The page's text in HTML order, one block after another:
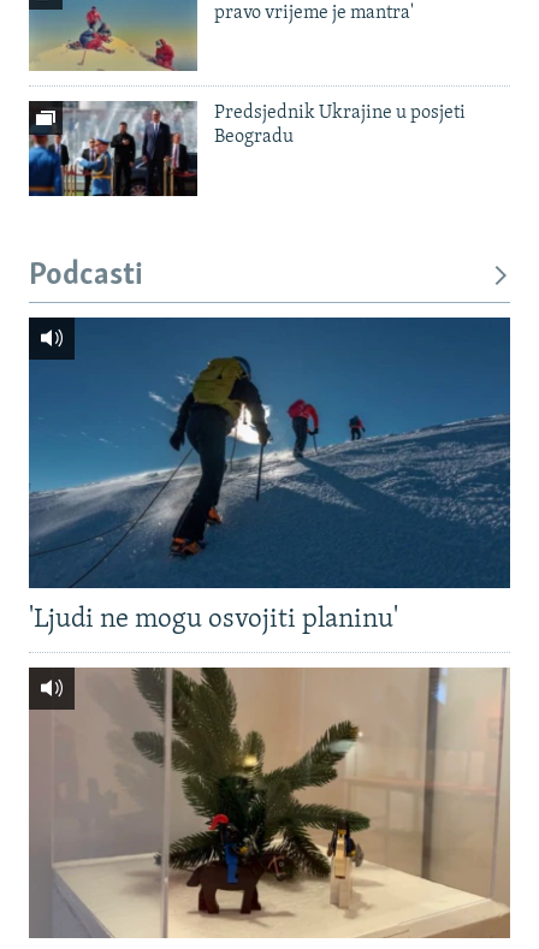
pravo vrijeme je mantra'
Predsjednik Ukrajine u posjeti
Beogradu
Podcasti
'Ljudi ne mogu osvojiti planinu'